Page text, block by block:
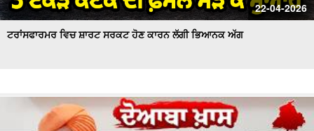
22-04-2026
ਟਰਾਂਸਫਾਰਮਰ ਵਿਚ ਸ਼ਾਰਟ ਸਰਕਟ ਹੋਣ ਕਾਰਨ ਲੱਗੀ ਭਿਆਨਕ ਅੱਗ